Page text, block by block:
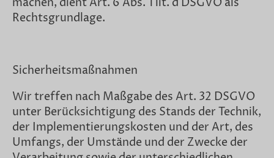
Rechtsgrundlage.
Sicherheitsmaßnahmen
Wir treffen nach Maßgabe des Art. 32 DSGVO
unter Berücksichtigung des Stands der Technik,
der Implementierungskosten und der Art, des
Umfangs, der Umstände und der Zwecke der